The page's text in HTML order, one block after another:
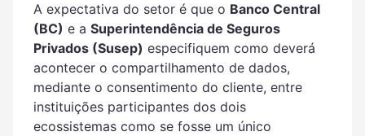
A expectativa do setor é que o Banco Central
(BC) e a Superintendência de Seguros
Privados (Susep) especifiquem como deverá
acontecer o compartilhamento de dados,
mediante o consentimento do cliente, entre
instituições participantes dos dois
ecossistemas como se fosse um único